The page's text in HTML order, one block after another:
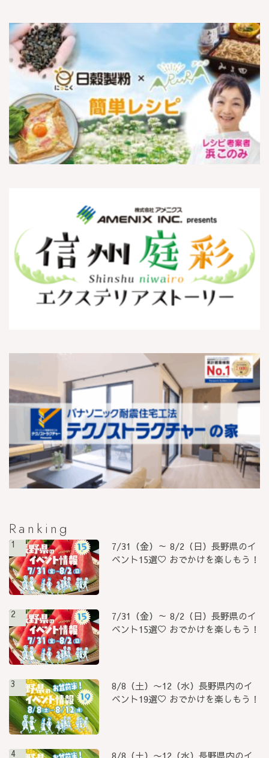
Ranking
1
7/31（金）～ 8/2（日）長野県のイ
ベント15選♡ おでかけを楽しもう！
2
7/31（金）～ 8/2（日）長野県のイ
ベント15選♡ おでかけを楽しもう！
3
8/8（土）〜12（水）長野県内のイ
ベント19選♡ おでかけを楽しもう！
4
8/8（土）〜12（水）長野県内のイ